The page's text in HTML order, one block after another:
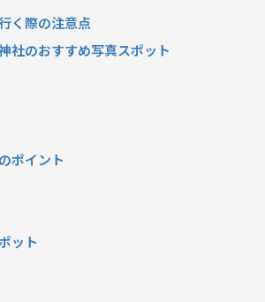
く際の注意点
社のおすすめ写真スポット
ポイント
ット